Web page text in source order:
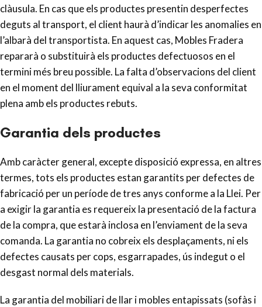
clàusula. En cas que els productes presentin desperfectes
deguts al transport, el client haurà d’indicar les anomalies en
l’albarà del transportista. En aquest cas, Mobles Fradera
repararà o substituirà els productes defectuosos en el
termini més breu possible. La falta d’observacions del client
en el moment del lliurament equival a la seva conformitat
plena amb els productes rebuts.
Garantia dels productes
Amb caràcter general, excepte disposició expressa, en altres
termes, tots els productes estan garantits per defectes de
fabricació per un període de tres anys conforme a la Llei. Per
a exigir la garantia es requereix la presentació de la factura
de la compra, que estarà inclosa en l’enviament de la seva
comanda. La garantia no cobreix els desplaçaments, ni els
defectes causats per cops, esgarrapades, ús indegut o el
desgast normal dels materials.
La garantia del mobiliari de llar i mobles entapissats (sofàs i